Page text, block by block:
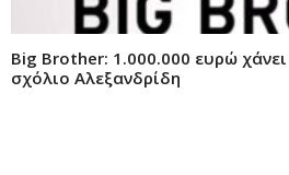
Big Brother: 1.000.000 ευρώ
σχόλιο Αλεξανδρίδη